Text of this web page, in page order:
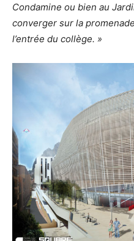
Condamine ou bien au
converger sur la
l’entrée du collège. »